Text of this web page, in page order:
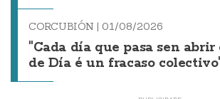
CORCUBIÓN | 01/08/2026
"Cada día que pasa sen
de Día é un fracaso